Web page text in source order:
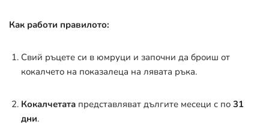
Как работи правилото:
Свий ръцете си в юмруци и започни да броиш от
кокалчето на показалеца на лявата ръка.
Кокалчетата представляват дългите месеци с по 31
дни.